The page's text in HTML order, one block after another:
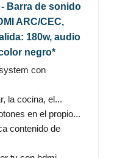
- Barra de sonido
ARC/CEC,
180w, audio
negro*
con
la cocina, el...
en el propio...
contenido de